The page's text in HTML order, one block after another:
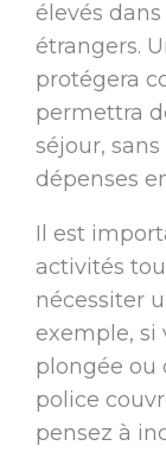
élevés
étrangers.
protégera
permettra
séjour,
dépenses
Il est
activités
nécessiter
exemple, si
plongée ou
police
pensez à